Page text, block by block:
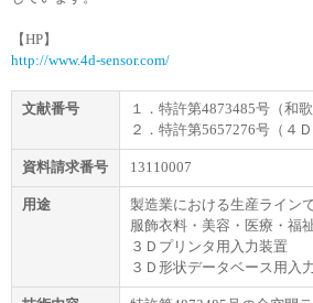
【HP】
http://www.4d-sensor.com/
文献番号
１．特許第4873485号（和歌
２．特許第5657276号（４
資料請求番号 13110007
用途
製造業における生産ライン
服飾衣料・美容・医療・福
３Ｄプリンタ用入力装置
３Ｄ形状データベース用入